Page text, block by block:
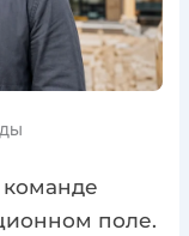
поле.